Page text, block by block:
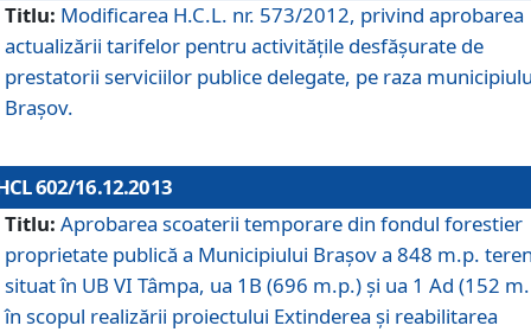
Titlu: Modificarea H.C.L. nr. 573/2012, privind aprobarea
actualizării tarifelor pentru activităţile desfăşurate de
prestatorii serviciilor publice delegate, pe raza
Braşov.
602/16.12.2013
Titlu: Aprobarea scoaterii temporare din fondul forestier
proprietate publică a Municipiului Braşov a 848 m.p.
situat în UB VI Tâmpa, ua 1B (696 m.p.) şi ua 1 Ad (152
în scopul realizării proiectului Extinderea şi reabilitarea